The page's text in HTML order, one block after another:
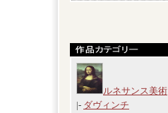
ルネサンス美術
|- ダヴィンチ